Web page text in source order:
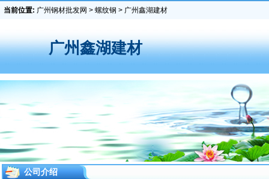
当前位置: 广州钢材批发网 > 螺纹钢 > 广州鑫湖建材
广州鑫湖建材
公司介绍